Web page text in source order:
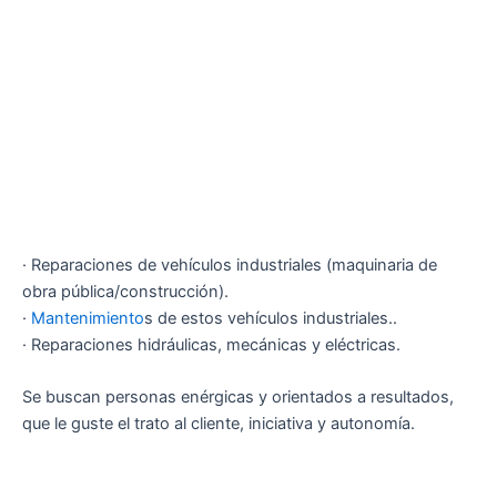
· Reparaciones de vehículos industriales (maquinaria de
obra pública/construcción).
· Mantenimientos de estos vehículos industriales..
· Reparaciones hidráulicas, mecánicas y eléctricas.
Se buscan personas enérgicas y orientados a resultados,
que le guste el trato al cliente, iniciativa y autonomía.